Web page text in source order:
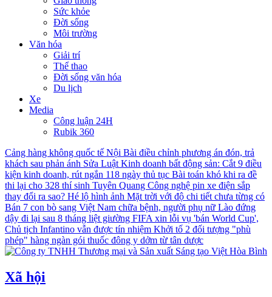
Sức khỏe
Đời sống
Môi trường
Văn hóa
Giải trí
Thể thao
Đời sống văn hóa
Du lịch
Xe
Media
Công luận 24H
Rubik 360
Cảng hàng không quốc tế Nội Bài điều chỉnh phương án đón, trả
khách sau phản ánh Sửa Luật Kinh doanh bất động sản: Cắt 9 điều
kiện kinh doanh, rút ngắn 118 ngày thủ tục Bài toán khó khi ra đề
thi lại cho 328 thí sinh Tuyên Quang Công nghệ pin xe điện sắp
thay đổi ra sao? Hé lộ hình ảnh Mặt trời với độ chi tiết chưa từng có
Bán 7 con bò sang Việt Nam chữa bệnh, người phụ nữ Lào đứng
dậy đi lại sau 8 tháng liệt giường FIFA xin lỗi vụ 'bán World Cup',
Chủ tịch Infantino vẫn được tín nhiệm Khởi tố 2 đối tượng "phù
phép" hàng ngàn gói thuốc đông y dởm từ tân dược
Xã hội